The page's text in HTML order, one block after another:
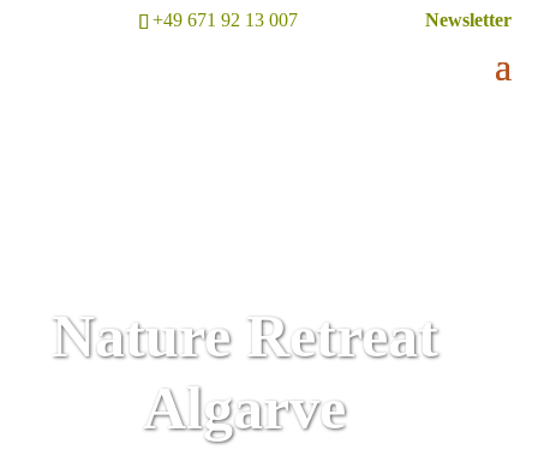
+49 671 92 13 007 Newsletter
Nature Retreat
Algarve